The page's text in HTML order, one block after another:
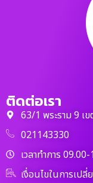
ติดต่อเรา
63/1 พระราม 9 เ
021143330
เวลาทำการ
เงื่อนไขในการเป